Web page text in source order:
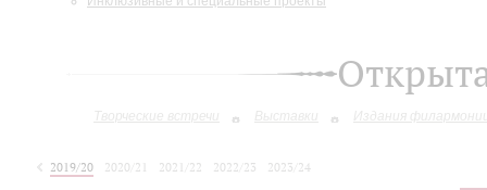
Творческие встречи Выставки Издания
2019/20 2020/21 2021/22 2022/23
2023/24